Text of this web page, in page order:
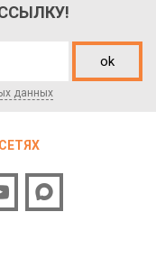
ok
данных